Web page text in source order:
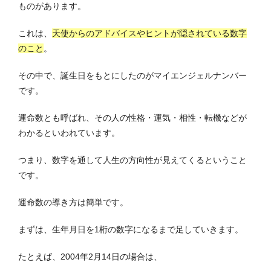
ものがあります。
これは、 天使からのアドバイスやヒントが隠されている数字
のこと 。
その中で、誕生日をもとにしたのがマイエンジェルナンバー
です。
運命数とも呼ばれ、その人の性格・運気・相性・転機などが
わかるといわれています。
つまり、数字を通して人生の方向性が見えてくるということ
です。
運命数の導き方は簡単です。
まずは、生年月日を1桁の数字になるまで足していきます。
たとえば、2004年2月14日の場合は、